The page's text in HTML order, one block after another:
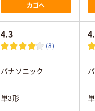
カゴへ
4.3
(8)
パナソニック
単3形